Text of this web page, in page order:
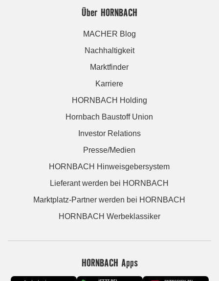
Über HORNBACH
MACHER Blog
Nachhaltigkeit
Marktfinder
Karriere
HORNBACH Holding
Hornbach Baustoff Union
Investor Relations
Presse/Medien
HORNBACH Hinweisgebersystem
Lieferant werden bei HORNBACH
Marktplatz-Partner werden bei HORNBACH
HORNBACH Werbeklassiker
HORNBACH Apps